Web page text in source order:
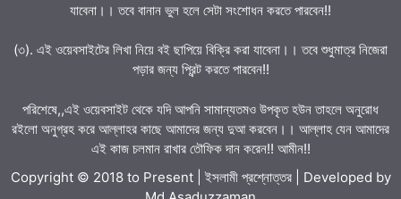
যাবেনা।। তবে বানান ভুল হলে সেটা সংশোধন করতে পারবেন!!
(৩). এই ওয়েবসাইটের লিখা নিয়ে বই ছাপিয়ে বিক্রি করা যাবেনা।। তবে শুধুমাত্র নিজেরা
পড়ার জন্য প্রিন্ট করতে পারবেন!!
পরিশেষে,,এই ওয়েবসাইট থেকে যদি আপনি সামান্যতমও উপকৃত হউন তাহলে অনুরোধ
রইলো অনুগ্রহ করে আল্লাহর কাছে আমাদের জন্য দুআ করবেন।। আল্লাহ যেন আমাদের
এই কাজ চলমান রাখার তৌফিক দান করেন!! আমীন!!
Copyright © 2018 to Present | ইসলামী প্রশ্নোত্তর | Developed by